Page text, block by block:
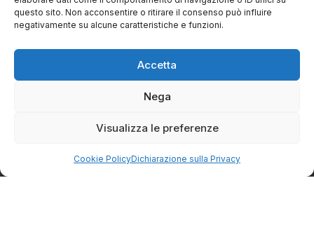
questo sito. Non acconsentire o ritirare il consenso può influire
negativamente su alcune caratteristiche e funzioni.
Accetta
Nega
Visualizza le preferenze
Cookie PolicyDichiarazione sulla Privacy
CONTATTI
info@spesaincampagna.com